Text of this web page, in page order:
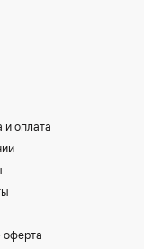
и оплата
оферта